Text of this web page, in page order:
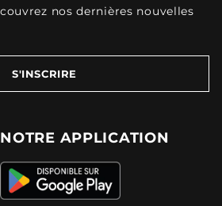
nos dernières nouvelles
S'INSCRIRE
APPLICATION